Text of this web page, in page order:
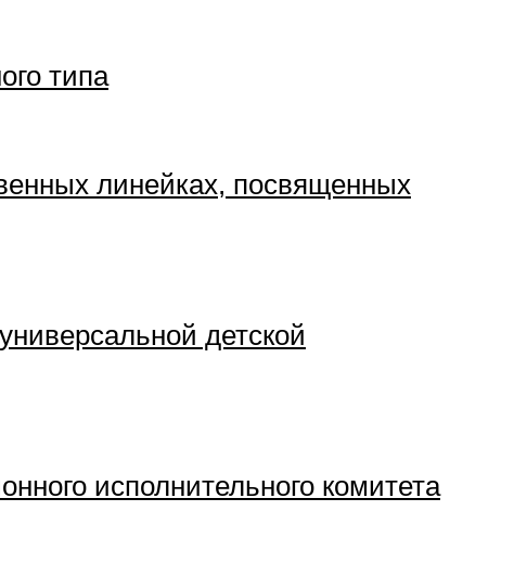
типа
линейках, посвященных
детской
исполнительного комитета